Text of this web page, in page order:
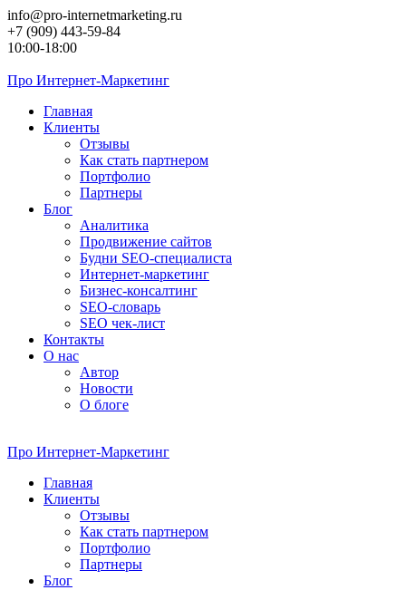
Перейти
к
контенту
info@pro-internetmarketing.ru
+7 (909) 443-59-84
10:00-18:00
Про Интернет-Маркетинг
Главная
Клиенты
Отзывы
Как стать партнером
Портфолио
Партнеры
Блог
Аналитика
Продвижение сайтов
Будни SEO-специалиста
Интернет-маркетинг
Бизнес-консалтинг
SEO-словарь
SEO чек-лист
Контакты
О нас
Автор
Новости
О блоге
Про Интернет-Маркетинг
Главная
Клиенты
Отзывы
Как стать партнером
Портфолио
Партнеры
Блог